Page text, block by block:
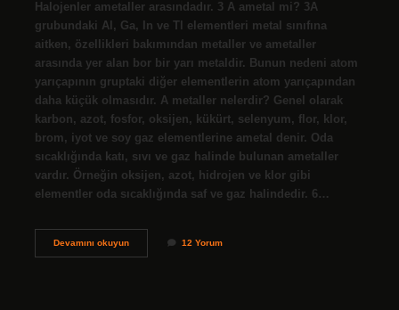
Halojenler ametaller arasındadır. 3 A ametal mi? 3A
grubundaki Al, Ga, In ve Tl elementleri metal sınıfına
aitken, özellikleri bakımından metaller ve ametaller
arasında yer alan bor bir yarı metaldir. Bunun nedeni atom
yarıçapının gruptaki diğer elementlerin atom yarıçapından
daha küçük olmasıdır. A metaller nelerdir? Genel olarak
karbon, azot, fosfor, oksijen, kükürt, selenyum, flor, klor,
brom, iyot ve soy gaz elementlerine ametal denir. Oda
sıcaklığında katı, sıvı ve gaz halinde bulunan ametaller
vardır. Örneğin oksijen, azot, hidrojen ve klor gibi
elementler oda sıcaklığında saf ve gaz halindedir. 6…
Devamını okuyun4
12 Yorum